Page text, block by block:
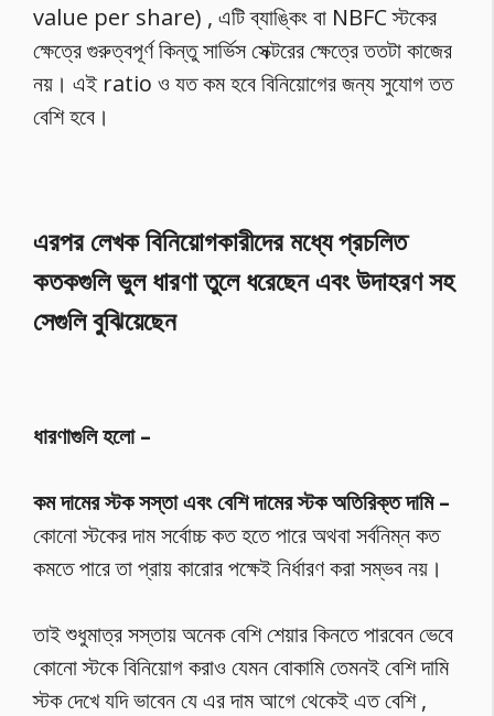
value per share) , এটি ব্যাঙ্কিং বা NBFC স্টকের
ক্ষেত্রে গুরুত্বপূর্ণ কিন্তু সার্ভিস সেক্টরের ক্ষেত্রে ততটা কাজের
নয়। এই ratio ও যত কম হবে বিনিয়োগের জন্য সুযোগ তত
বেশি হবে।
এরপর লেখক বিনিয়োগকারীদের মধ্যে প্রচলিত
কতকগুলি ভুল ধারণা তুলে ধরেছেন এবং উদাহরণ সহ
সেগুলি বুঝিয়েছেন
ধারণাগুলি হলো –
কম দামের স্টক সস্তা এবং বেশি দামের স্টক অতিরিক্ত দামি –
কোনো স্টকের দাম সর্বোচ্চ কত হতে পারে অথবা সর্বনিম্ন কত
কমতে পারে তা প্রায় কারোর পক্ষেই নির্ধারণ করা সম্ভব নয়।
তাই শুধুমাত্র সস্তায় অনেক বেশি শেয়ার কিনতে পারবেন ভেবে
কোনো স্টকে বিনিয়োগ করাও যেমন বোকামি তেমনই বেশি দামি
স্টক দেখে যদি ভাবেন যে এর দাম আগে থেকেই এত বেশি ,